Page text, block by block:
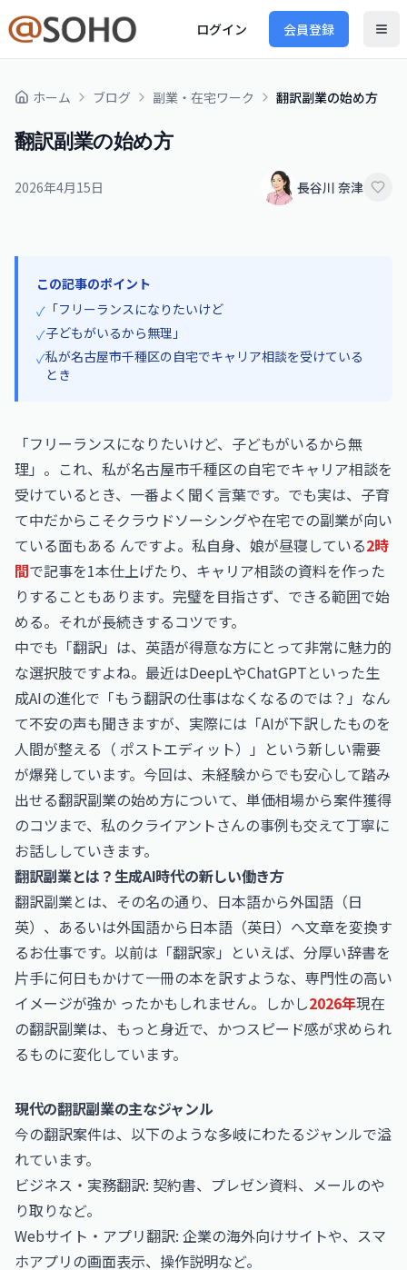
ログイン 会員登録
ホーム ブログ 副業・在宅ワーク 翻訳副業の始め方
翻訳副業の始め方
2026年4月15日 長谷川 奈津
この記事のポイント
✓ 「フリーランスになりたいけど
✓子どもがいるから無理」
✓私が名古屋市千種区の自宅でキャリア相談を受けている
とき
「フリーランスになりたいけど、子どもがいるから無
理」。これ、私が名古屋市千種区の自宅でキャリア相談を
受けているとき、一番よく聞く言葉です。でも実は、子育
て中だからこそクラウドソーシングや在宅での副業が向い
ている面もある んですよ。私自身、娘が昼寝している2時
間で記事を1本仕上げたり、キャリア相談の資料を作った
りすることもあります。完璧を目指さず、できる範囲で始
める。それが長続きするコツです。
中でも「翻訳」は、英語が得意な方にとって非常に魅力的
な選択肢ですよね。最近はDeepLやChatGPTといった生
成AIの進化で「もう翻訳の仕事はなくなるのでは？」なん
て不安の声も聞きますが、実際には「AIが下訳したものを
人間が整える（ ポストエディット）」という新しい需要
が爆発しています。今回は、未経験からでも安心して踏み
出せる翻訳副業の始め方について、単価相場から案件獲得
のコツまで、私のクライアントさんの事例も交えて丁寧に
お話ししていきます。
翻訳副業とは？生成AI時代の新しい働き方
翻訳副業とは、その名の通り、日本語から外国語（日
英）、あるいは外国語から日本語（英日）へ文章を変換す
るお仕事です。以前は「翻訳家」といえば、分厚い辞書を
片手に何日もかけて一冊の本を訳すような、専門性の高い
イメージが強か ったかもしれません。しかし2026年現在
の翻訳副業は、もっと身近で、かつスピード感が求められ
るものに変化しています。
現代の翻訳副業の主なジャンル
今の翻訳案件は、以下のような多岐にわたるジャンルで溢
れています。
ビジネス・実務翻訳: 契約書、プレゼン資料、メールのや
り取りなど。
Webサイト・アプリ翻訳: 企業の海外向けサイトや、スマ
ホアプリの画面表示、操作説明など。